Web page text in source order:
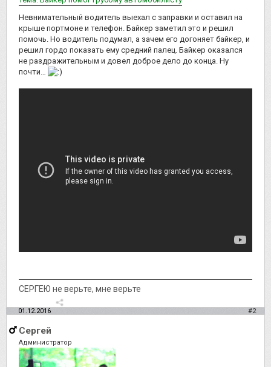
Невнимательный водитель выехал с заправки и оставил на
крыше портмоне и телефон. Байкер заметил это и решил
помочь. Но водитель подумал, а зачем его догоняет байкер, и
решил гордо показать ему средний палец. Байкер оказался
не раздражительным и довел доброе дело до конца. Ну
почти…
СЕРГЕЮ не верьте, мне верьте
01.12.2016 #2
Сергей
Администратор